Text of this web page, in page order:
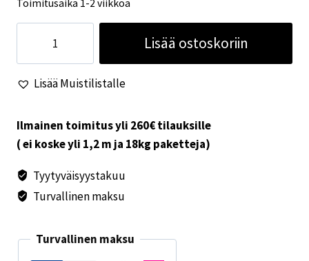
Toimitusaika 1-2 viikkoa
Ethno
2,5x3,9m
Lisää ostoskoriin
Lisää Muistilistalle
Ilmainen toimitus yli 260€ tilauksille
( ei koske yli 1,2 m ja 18kg paketteja)
Tyytyväisyystakuu
Turvallinen maksu
Turvallinen maksu